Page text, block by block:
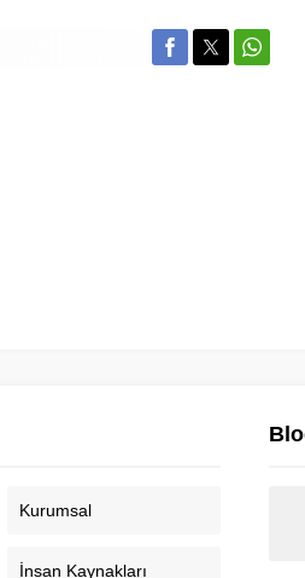
Kurumsal
İnsan Kaynakları